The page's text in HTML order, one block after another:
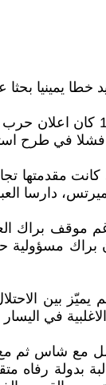
يمينيا بحثا
اغتيال رابين في
في طرح
دارسا
موقف براك
ميرتس
في
شاس ثم مع
بدولة رفاه